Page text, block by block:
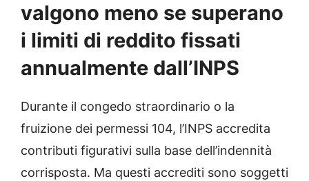
valgono meno se superano
i limiti di reddito fissati
annualmente dall’INPS
Durante il congedo straordinario o la
fruizione dei permessi 104, l’INPS accredita
contributi figurativi sulla base dell’indennità
corrisposta. Ma questi accrediti sono soggetti